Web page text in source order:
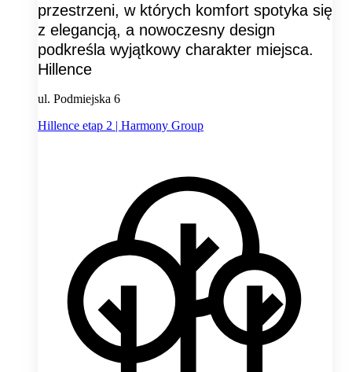
przestrzeni, w których komfort spotyka się
z elegancją, a nowoczesny design
podkreśla wyjątkowy charakter miejsca.
Hillence
ul. Podmiejska 6
Hillence etap 2 | Harmony Group